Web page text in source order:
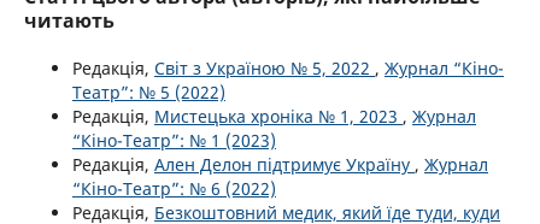
читають
Редакція, Світ з Україною № 5, 2022 , Журнал “Кіно-
Театр”: № 5 (2022)
Редакція, Мистецька хроніка № 1, 2023 , Журнал
“Кіно-Театр”: № 1 (2023)
Редакція, Ален Делон підтримує Україну , Журнал
“Кіно-Театр”: № 6 (2022)
Редакція, Безкоштовний медик, який їде туди, куди